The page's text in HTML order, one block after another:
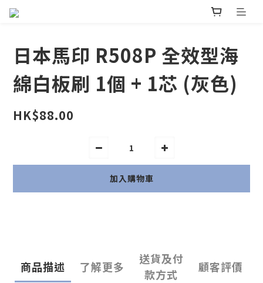
日本馬印 R508P 全效型海
綿白板刷 1個 + 1芯 (灰色)
HK$88.00
加入購物車
商品描述 了解更多
送貨及付
款方式
顧客評價